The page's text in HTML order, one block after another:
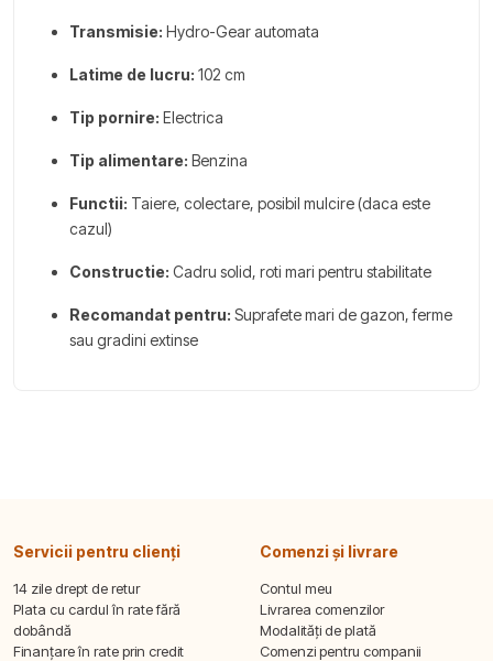
Transmisie: Hydro-Gear automata
Latime de lucru: 102 cm
Tip pornire: Electrica
Tip alimentare: Benzina
Functii: Taiere, colectare, posibil mulcire (daca este
cazul)
Constructie: Cadru solid, roti mari pentru stabilitate
Recomandat pentru: Suprafete mari de gazon, ferme
sau gradini extinse
Servicii pentru clienți
14 zile drept de retur
Plata cu cardul în rate fără
dobândă
Finanțare în rate prin credit
Comenzi și livrare
Contul meu
Livrarea comenzilor
Modalități de plată
Comenzi pentru companii